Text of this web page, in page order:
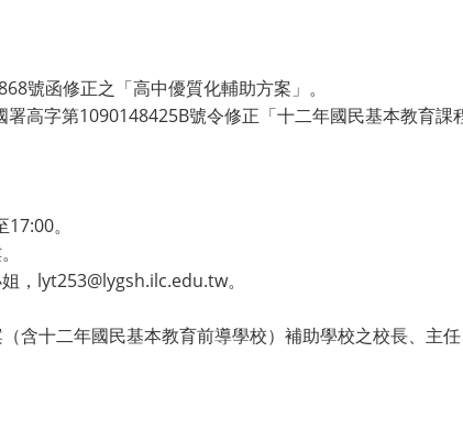
號函修正之「高中優質化輔助方案」。
高字第1090148425B號令修正「十二年國民基本教育課
。
，lyt253@lygsh.ilc.edu.tw。
含十二年國民基本教育前導學校）補助學校之校長、主